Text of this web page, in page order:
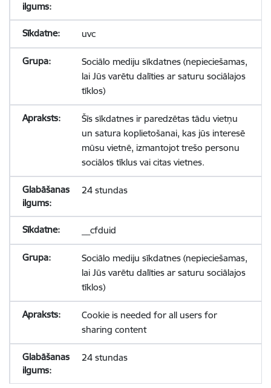
uvc
Sociālo mediju sīkdatnes (nepieciešamas,
lai Jūs varētu dalīties ar saturu sociālajos
tīklos)
Šīs sīkdatnes ir paredzētas tādu vietņu
un satura koplietošanai, kas jūs interesē
mūsu vietnē, izmantojot trešo personu
sociālos tīklus vai citas vietnes.
24 stundas
__cfduid
Sociālo mediju sīkdatnes (nepieciešamas,
lai Jūs varētu dalīties ar saturu sociālajos
tīklos)
Cookie is needed for all users for
sharing content
24 stundas